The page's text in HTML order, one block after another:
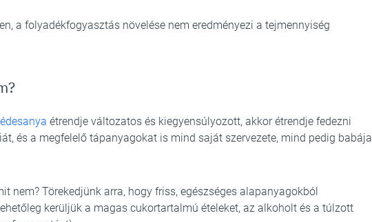
a folyadékfogyasztás növelése nem eredményezi a tejmennyiség
étrendje változatos és kiegyensúlyozott, akkor étrendje fedezni
és a megfelelő tápanyagokat is mind saját szervezete, mind pedig babája
nem? Törekedjünk arra, hogy friss, egészséges alapanyagokból
kerüljük a magas cukortartalmú ételeket, az alkoholt és a túlzott